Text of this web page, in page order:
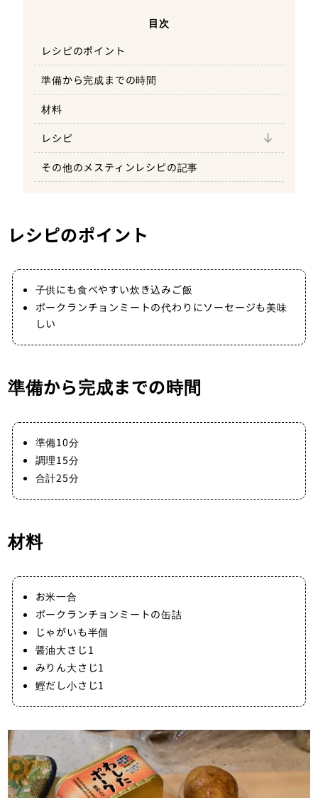
目次
レシピのポイント
準備から完成までの時間
材料
レシピ
お米をメスティンに入れて水に浸す
食材をさいの目切りにする
炊飯15分で完成
その他のメスティンレシピの記事
レシピのポイント
子供にも食べやすい炊き込みご飯
ポークランチョンミートの代わりにソーセージも美味
しい
準備から完成までの時間
準備10分
調理15分
合計25分
材料
お米一合
ポークランチョンミートの缶詰
じゃがいも半個
醤油大さじ1
みりん大さじ1
鰹だし小さじ1